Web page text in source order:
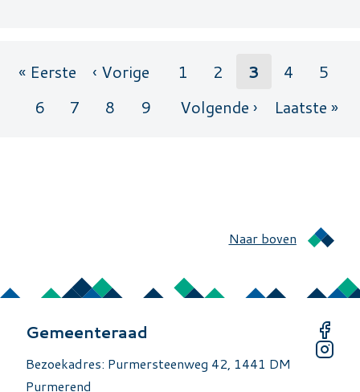
Paginering
Eerste pagina
« Eerste Vorige pagina
‹ Vorige Pagina
1 Pagina
2 Pagina
3 Pagina
4 5
Pagina
6 Pagina
7 Pagina
8 Pagina
9 Volgende pagina
Volgende › Laatste »
Naar boven
Gemeenteraad
Bezoekadres: Purmersteenweg 42, 1441 DM
Purmerend